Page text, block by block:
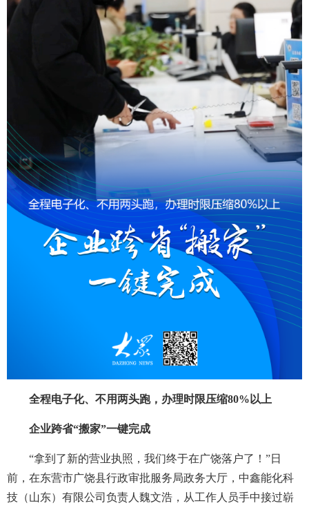
全程电子化、不用两头跑，办理时限压缩80%以上
企业跨省“搬家”一键完成
“拿到了新的营业执照，我们终于在广饶落户了！”日
前，在东营市广饶县行政审批服务局政务大厅，中鑫能化科
技（山东）有限公司负责人魏文浩，从工作人员手中接过崭